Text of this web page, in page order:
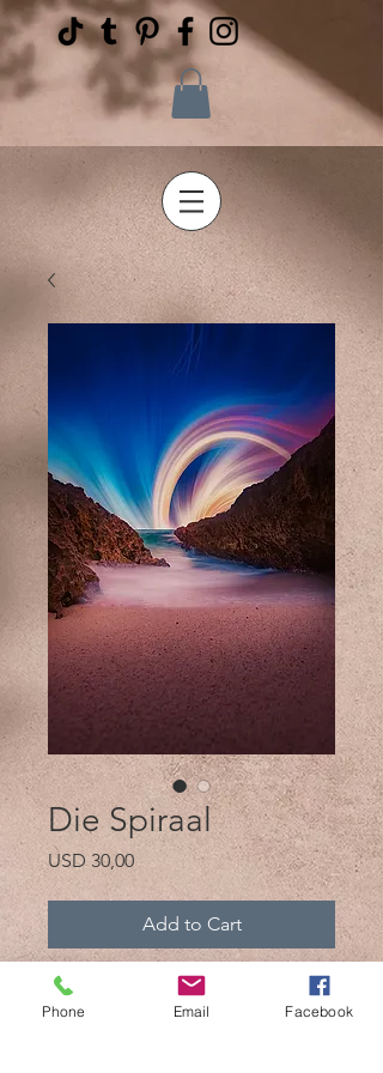
Die Spiraal
USD 30,00Price
Add to Cart
Die spiraal 12 MB
Die Spiral bw 11MB
Phone Email Facebook